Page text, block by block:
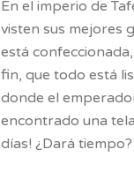
En el imperio de
visten sus mejores
está
fin, que todo está
donde el
encontrado una
días! ¿Dará tiempo?